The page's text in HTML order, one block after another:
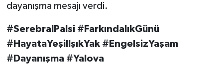
dayanışma mesajı verdi.
#SerebralPalsi #FarkındalıkGünü
#HayataYeşilIşıkYak #EngelsizYaşam
#Dayanışma #Yalova